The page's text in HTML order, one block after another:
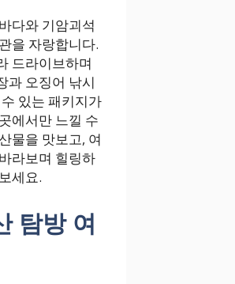
다와 기암괴석
을 자랑합니다.
드라이브하며
과 오징어 낚시
있는 패키지가
에서만 느낄 수
물을 맛보고, 여
라보며 힐링하
세요.
탐방 여